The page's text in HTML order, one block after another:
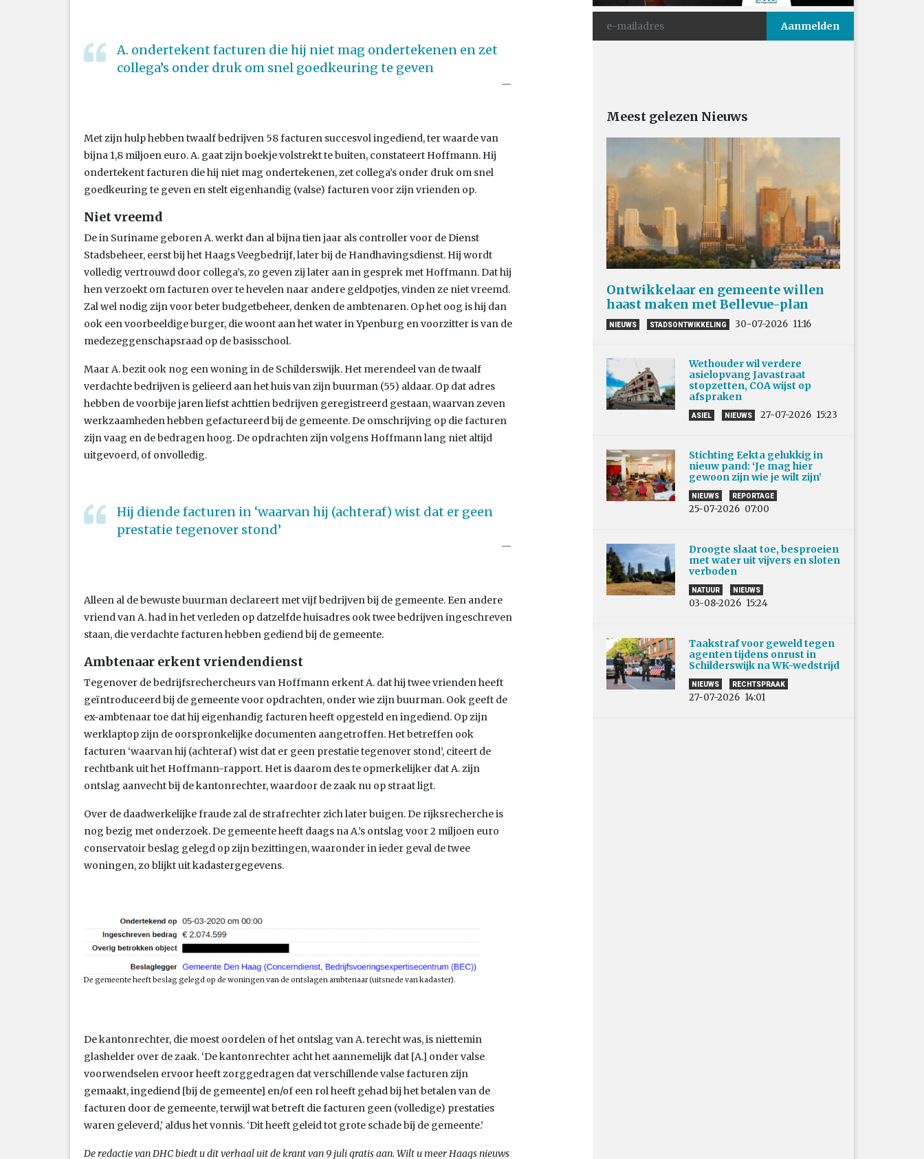
A. ondertekent facturen die hij niet mag ondertekenen en zet
collega’s onder druk om snel goedkeuring te geven
Met zijn hulp hebben twaalf bedrijven 58 facturen succesvol ingediend, ter waarde van
bijna 1,8 miljoen euro. A. gaat zijn boekje volstrekt te buiten, constateert Hoffmann. Hij
ondertekent facturen die hij niet mag ondertekenen, zet collega’s onder druk om snel
goedkeuring te geven en stelt eigenhandig (valse) facturen voor zijn vrienden op.
Niet vreemd
De in Suriname geboren A. werkt dan al bijna tien jaar als controller voor de Dienst
Stadsbeheer, eerst bij het Haags Veegbedrijf, later bij de Handhavingsdienst. Hij wordt
volledig vertrouwd door collega’s, zo geven zij later aan in gesprek met Hoffmann. Dat hij
hen verzoekt om facturen over te hevelen naar andere geldpotjes, vinden ze niet vreemd.
Zal wel nodig zijn voor beter budgetbeheer, denken de ambtenaren. Op het oog is hij dan
ook een voorbeeldige burger, die woont aan het water in Ypenburg en voorzitter is van de
medezeggenschapsraad op de basisschool.
Maar A. bezit ook nog een woning in de Schilderswijk. Het merendeel van de twaalf
verdachte bedrijven is gelieerd aan het huis van zijn buurman (55) aldaar. Op dat adres
hebben de voorbije jaren liefst achttien bedrijven geregistreerd gestaan, waarvan zeven
werkzaamheden hebben gefactureerd bij de gemeente. De omschrijving op die facturen
zijn vaag en de bedragen hoog. De opdrachten zijn volgens Hoffmann lang niet altijd
uitgevoerd, of onvolledig.
Hij diende facturen in ‘waarvan hij (achteraf) wist dat er geen
prestatie tegenover stond’
Alleen al de bewuste buurman declareert met vijf bedrijven bij de gemeente. Een andere
vriend van A. had in het verleden op datzelfde huisadres ook twee bedrijven ingeschreven
staan, die verdachte facturen hebben gediend bij de gemeente.
Ambtenaar erkent vriendendienst
Tegenover de bedrijfsrechercheurs van Hoffmann erkent A. dat hij twee vrienden heeft
geïntroduceerd bij de gemeente voor opdrachten, onder wie zijn buurman. Ook geeft de
ex-ambtenaar toe dat hij eigenhandig facturen heeft opgesteld en ingediend. Op zijn
werklaptop zijn de oorspronkelijke documenten aangetroffen. Het betreffen ook
facturen ‘waarvan hij (achteraf) wist dat er geen prestatie tegenover stond’, citeert de
rechtbank uit het Hoffmann-rapport. Het is daarom des te opmerkelijker dat A. zijn
ontslag aanvecht bij de kantonrechter, waardoor de zaak nu op straat ligt.
Over de daadwerkelijke fraude zal de strafrechter zich later buigen. De rijksrecherche is
nog bezig met onderzoek. De gemeente heeft daags na A.’s ontslag voor 2 miljoen euro
conservatoir beslag gelegd op zijn bezittingen, waaronder in ieder geval de twee
woningen, zo blijkt uit kadastergegevens.
De gemeente heeft beslag gelegd op de woningen van de ontslagen ambtenaar (uitsnede van kadaster).
De kantonrechter, die moest oordelen of het ontslag van A. terecht was, is niettemin
glashelder over de zaak. ‘De kantonrechter acht het aannemelijk dat [A.] onder valse
voorwendselen ervoor heeft zorggedragen dat verschillende valse facturen zijn
gemaakt, ingediend [bij de gemeente] en/of een rol heeft gehad bij het betalen van de
facturen door de gemeente, terwijl wat betreft die facturen geen (volledige) prestaties
waren geleverd,’ aldus het vonnis. ‘Dit heeft geleid tot grote schade bij de gemeente.’
De redactie van DHC biedt u dit verhaal uit de krant van 9 juli gratis aan. Wilt u meer Haags nieuws
Meest gelezen Nieuws
Ontwikkelaar en gemeente willen
haast maken met Bellevue-plan
NIEUWS STADSONTWIKKELING 30-07-2026 11:16
Wethouder wil verdere
asielopvang Javastraat
stopzetten, COA wijst op
afspraken
ASIEL NIEUWS 27-07-2026 15:23
Stichting Eekta gelukkig in
nieuw pand: ‘Je mag hier
gewoon zijn wie je wilt zijn’
NIEUWS REPORTAGE
25-07-2026 07:00
Droogte slaat toe, besproeien
met water uit vijvers en sloten
verboden
NATUUR NIEUWS
03-08-2026 15:24
Taakstraf voor geweld tegen
agenten tijdens onrust in
Schilderswijk na WK-wedstrijd
NIEUWS RECHTSPRAAK
27-07-2026 14:01